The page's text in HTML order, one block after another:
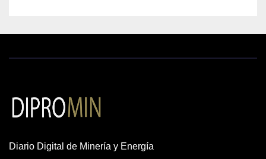
Diario Digital de Minería y Energía